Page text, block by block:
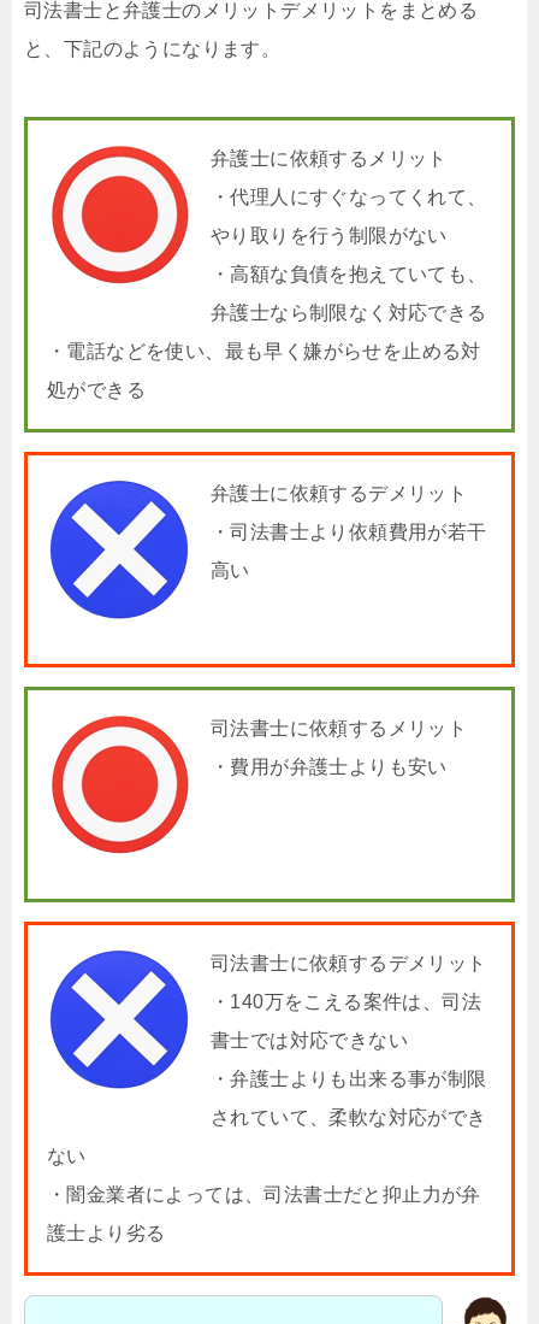
司法書士と弁護士のメリットデメリットをまとめる
と、下記のようになります。
弁護士に依頼するメリット
・代理人にすぐなってくれて、
やり取りを行う制限がない
・高額な負債を抱えていても、
弁護士なら制限なく対応できる
・電話などを使い、最も早く嫌がらせを止める対
処ができる
弁護士に依頼するデメリット
・司法書士より依頼費用が若干
高い
司法書士に依頼するメリット
・費用が弁護士よりも安い
司法書士に依頼するデメリット
・140万をこえる案件は、司法
書士では対応できない
・弁護士よりも出来る事が制限
されていて、柔軟な対応ができ
ない
・闇金業者によっては、司法書士だと抑止力が弁
護士より劣る